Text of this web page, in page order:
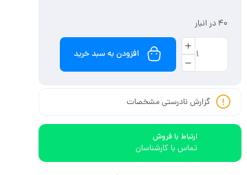
40 در انبار
افزودن به سبد خرید
گزارش نادرستی مشخصات
ارتباط با فروش
تماس با کارشناسان